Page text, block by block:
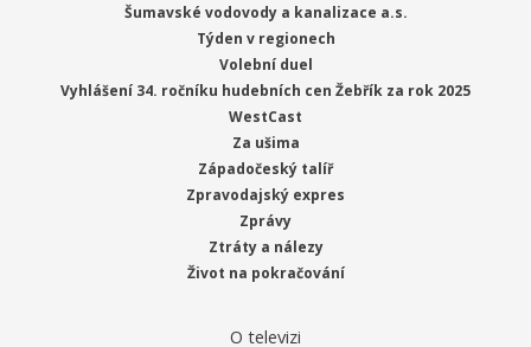
Šumavské vodovody a kanalizace a.s.
Týden v regionech
Volební duel
Vyhlášení 34. ročníku hudebních cen Žebřík za rok 2025
WestCast
Za ušima
Západočeský talíř
Zpravodajský expres
Zprávy
Ztráty a nálezy
Život na pokračování
O televizi